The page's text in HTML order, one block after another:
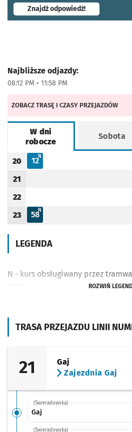
Znajdź odpowiedź!- otworzy się
TRASA PRZEJAZDU LINII
21
Gaj
Zajezdnia Gaj
(Świeradowska)
Gaj
(Świeradowska)
Najbliższe odjazdy:
08:12 PM • 11:58 PM
ZOBACZ TRASĘ I CZASY PRZEJAZDÓW
W dni
robocze
Sobota
Rozkład jazdy -
Godzina odjazdu
20
Odjazd
12
minut po godzinie 20
N N - KURS OBSŁUGIWANY PRZEZ
Godzina odjazdu
21
Godzina odjazdu
22
Godzina odjazdu
23
Odjazd
58
minut po godzinie 23
N N - KURS OBSŁUGIWANY PRZEZ
LEGENDA
N - kurs obsługiwany przez
ROZWIŃ